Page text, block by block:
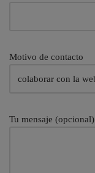
Motivo de contacto
Tu mensaje (opcional)